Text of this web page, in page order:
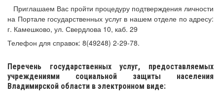
Приглашаем Вас пройти процедуру подтверждения личности
на Портале государственных услуг в нашем отделе по адресу:
г. Камешково, ул. Свердлова 10, каб. 29
Телефон для справок: 8(49248) 2-29-78.
Перечень государственных услуг, предоставляемых
учреждениями социальной защиты населения
Владимирской области в электронном виде: